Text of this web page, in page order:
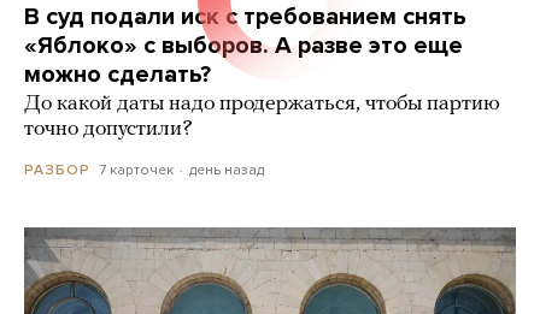
В суд подали иск с требованием снять
«Яблоко» с выборов. А разве это еще
можно сделать?
До какой даты надо продержаться, чтобы партию
точно допустили?
РАЗБОР 7 карточек день назад